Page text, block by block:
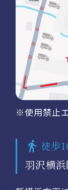
※使用禁止
徒歩
羽沢横